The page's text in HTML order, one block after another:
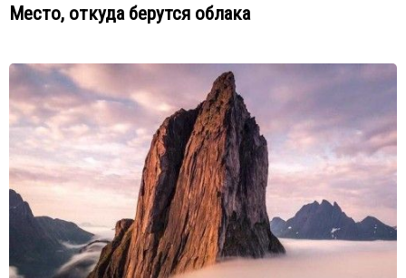
Место, откуда берутся облака